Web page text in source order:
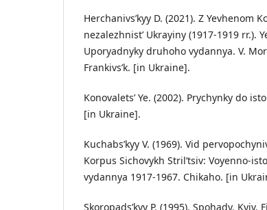
Herchanivs’kyy D. (2021). Z Yevhenom
nezalezhnist’ Ukrayiny (1917-1919 rr.).
Uporyadnyky druhoho vydannya. V.
Frankivs’k. [in Ukraine].
Konovalets’ Ye. (2002). Prychynky do
[in Ukraine].
Kuchabs’kyy V. (1969). Vid
Korpus Sichovykh Stril’tsiv: Voyenno-
vydannya 1917-1967. Chikaho. [in
Skoropads’kyy P. (1995). Spohady. Kyiv.